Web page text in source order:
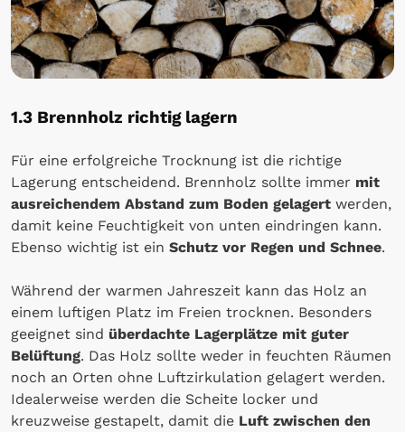
1.3 Brennholz richtig lagern
Für eine erfolgreiche Trocknung ist die richtige
Lagerung entscheidend. Brennholz sollte immer mit
ausreichendem Abstand zum Boden gelagert werden,
damit keine Feuchtigkeit von unten eindringen kann.
Ebenso wichtig ist ein Schutz vor Regen und Schnee.
Während der warmen Jahreszeit kann das Holz an
einem luftigen Platz im Freien trocknen. Besonders
geeignet sind überdachte Lagerplätze mit guter
Belüftung. Das Holz sollte weder in feuchten Räumen
noch an Orten ohne Luftzirkulation gelagert werden.
Idealerweise werden die Scheite locker und
kreuzweise gestapelt, damit die Luft zwischen den